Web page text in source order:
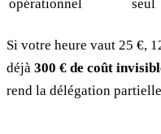
opérationnel seul
Si votre heure vaut 25 €,
déjà 300 € de coût
rend la délégation